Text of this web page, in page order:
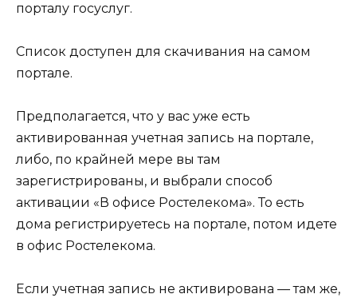
порталу госуслуг.
Список доступен для скачивания на самом
портале.
Предполагается, что у вас уже есть
активированная учетная запись на портале,
либо, по крайней мере вы там
зарегистрированы, и выбрали способ
активации «В офисе Ростелекома». То есть
дома регистрируетесь на портале, потом идете
в офис Ростелекома.
Если учетная запись не активирована — там же,